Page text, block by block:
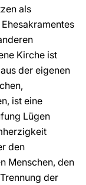
als
Kirche ist
der eigenen
ist eine
Lügen
den
Menschen, den
der